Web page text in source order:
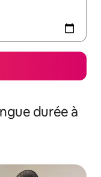
durée à